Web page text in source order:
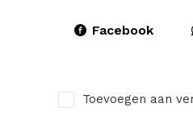
Facebook
Toevoegen aan